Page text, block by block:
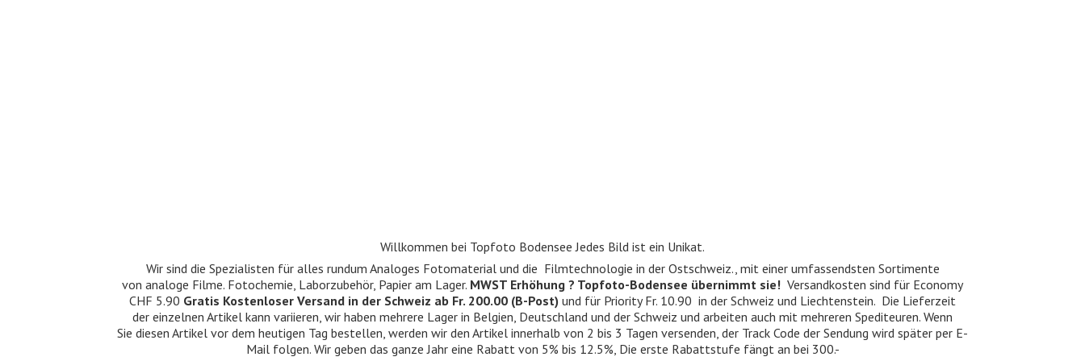
Willkommen bei Topfoto Bodensee Jedes Bild ist ein Unikat.
Wir sind die Spezialisten für alles rundum Analoges Fotomaterial und die Filmtechnologie in der Ostschweiz., mit einer umfassendsten Sortimente
von analoge Filme. Fotochemie, Laborzubehör, Papier am Lager. MWST Erhöhung ? Topfoto-Bodensee übernimmt sie! Versandkosten sind für Economy
CHF 5.90 Gratis Kostenloser Versand in der Schweiz ab Fr. 200.00 (B-Post) und für Priority Fr. 10.90 in der Schweiz und Liechtenstein. Die Lieferzeit
der einzelnen Artikel kann variieren, wir haben mehrere Lager in Belgien, Deutschland und der Schweiz und arbeiten auch mit mehreren Spediteuren. Wenn
Sie diesen Artikel vor dem heutigen Tag bestellen, werden wir den Artikel innerhalb von 2 bis 3 Tagen versenden, der Track Code der Sendung wird später per E-
Mail folgen. Wir geben das ganze Jahr eine Rabatt von 5% bis 12.5%, Die erste Rabattstufe fängt an bei 300.-